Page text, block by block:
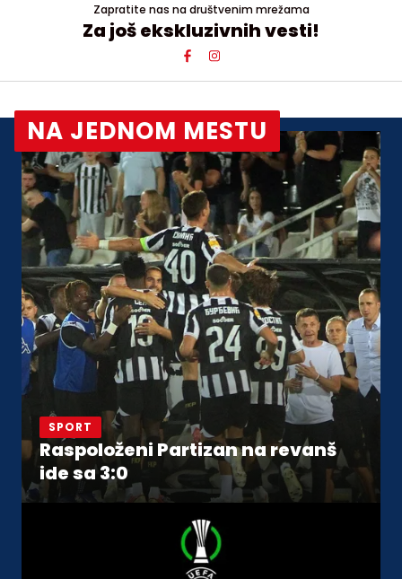
Zapratite nas na društvenim mrežama
Za još ekskluzivnih vesti!
NA JEDNOM MESTU
SPORT
Raspoloženi Partizan na revanš
ide sa 3:0